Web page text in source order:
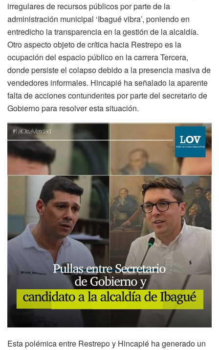
irregulares de recursos públicos por parte de la
administración municipal ‘Ibagué vibra’, poniendo en
entredicho la transparencia en la gestión de la alcaldía.
Otro aspecto objeto de crítica hacia Restrepo es la
ocupación del espacio público en la carrera Tercera,
donde persiste el colapso debido a la presencia masiva de
vendedores informales. Hincapié ha señalado la aparente
falta de acciones contundentes por parte del secretario de
Gobierno para resolver esta situación.
Esta polémica entre Restrepo y Hincapié ha generado un